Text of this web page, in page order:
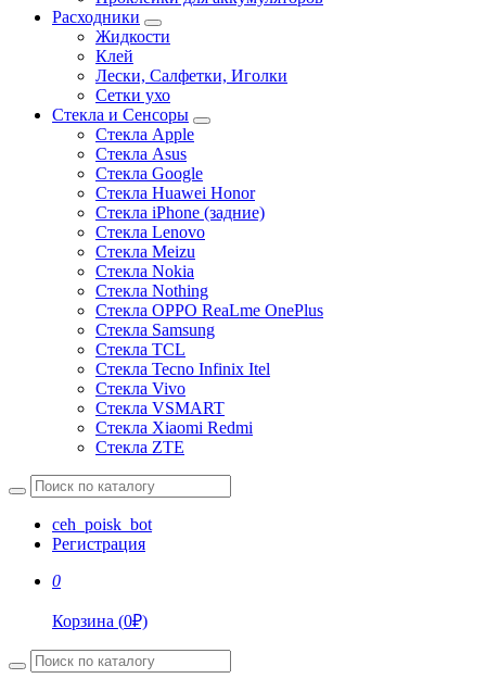
Расходники
Жидкости
Клей
Лески, Салфетки, Иголки
Сетки ухо
Стекла и Сенсоры
Стекла Apple
Стекла Asus
Стекла Google
Стекла Huawei Honor
Стекла iPhone (задние)
Стекла Lenovo
Стекла Meizu
Стекла Nokia
Стекла Nothing
Стекла OPPO ReaLme OnePlus
Стекла Samsung
Стекла TCL
Стекла Tecno Infinix Itel
Стекла Vivo
Стекла VSMART
Стекла Xiaomi Redmi
Стекла ZTE
ceh_poisk_bot
Регистрация
0
Корзина (0₽)